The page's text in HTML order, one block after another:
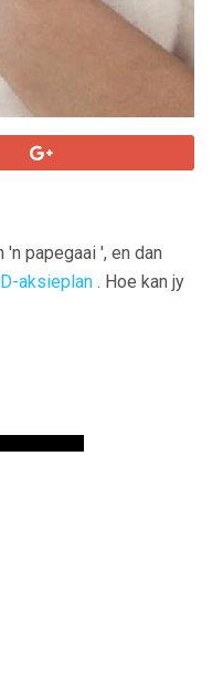
papegaai ', en dan
aksieplan . Hoe kan jy